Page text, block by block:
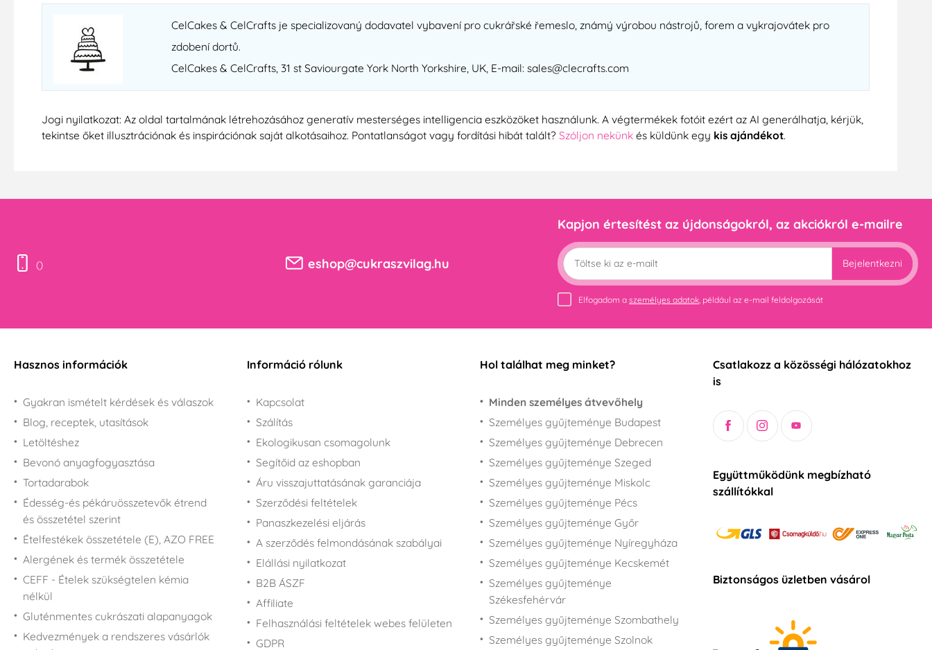
CelCakes & CelCrafts je specializovaný dodavatel vybavení pro cukrářské řemeslo, známý výrobou nástrojů, forem a vykrajovátek pro
zdobení dortů.
CelCakes & CelCrafts, 31 st Saviourgate York North Yorkshire, UK, E-mail: sales@clecrafts.com
Jogi nyilatkozat: Az oldal tartalmának létrehozásához generatív mesterséges intelligencia eszközöket használunk. A végtermékek fotóit ezért az AI generálhatja, kérjük,
tekintse őket illusztrációnak és inspirációnak saját alkotásaihoz. Pontatlanságot vagy fordítási hibát talált? Szóljon nekünk és küldünk egy kis ajándékot.
() eshop@cukraszvilag.hu
Kapjon értesítést az újdonságokról, az akciókról e-mailre
Bejelentkezni
Elfogadom a személyes adatok, például az e-mail feldolgozását
Hasznos információk
Gyakran ismételt kérdések és válaszok
Blog, receptek, utasítások
Letöltéshez
Bevonó anyagfogyasztása
Tortadarabok
Édesség-és pékáruösszetevők étrend
és összetétel szerint
Ételfestékek összetétele (E), AZO FREE
Alergének és termék összetétele
CEFF - Ételek szükségtelen kémia
nélkül
Gluténmentes cukrászati alapanyagok
Kedvezmények a rendszeres vásárlók
Információ rólunk
Kapcsolat
Szálítás
Ekologikusan csomagolunk
Segítőid az eshopban
Áru visszajuttatásának garanciája
Szerződési feltételek
Panaszkezelési eljárás
A szerződés felmondásának szabályai
Elállási nyilatkozat
B2B ÁSZF
Affiliate
Felhasználási feltételek webes felületen
GDPR
Hol találhat meg minket?
Minden személyes átvevőhely
Személyes gyűjteménye Budapest
Személyes gyűjteménye Debrecen
Személyes gyűjteménye Szeged
Személyes gyűjteménye Miskolc
Személyes gyűjteménye Pécs
Személyes gyűjteménye Győr
Személyes gyűjteménye Nyíregyháza
Személyes gyűjteménye Kecskemét
Személyes gyűjteménye
Székesfehérvár
Személyes gyűjteménye Szombathely
Személyes gyűjteménye Szolnok
Csatlakozz a közösségi hálózatokhoz
is
Együttműködünk megbízható
szállítókkal
Biztonságos üzletben vásárol